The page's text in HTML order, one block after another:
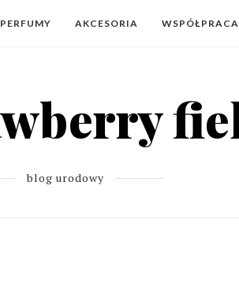
PERFUMY AKCESORIA WSPÓŁPRACA
blog urodowy